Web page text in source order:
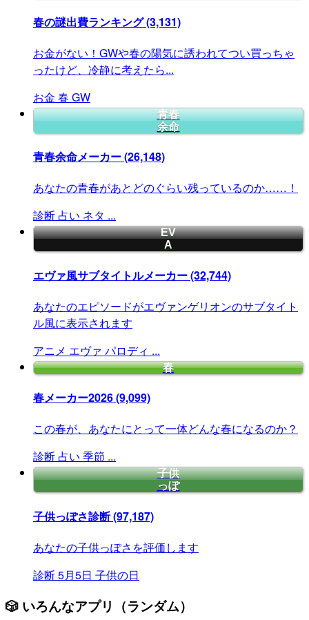
春の謎出費ランキング(3,131)
お金がない！GWや春の陽気に誘われてつい買っちゃ
ったけど、冷静に考えたら...
お金 春 GW
青春
余命
青春余命メーカー(26,148)
あなたの青春があとどのぐらい残っているのか……！
診断 占い ネタ ...
EV
A
エヴァ風サブタイトルメーカー(32,744)
あなたのエピソードがエヴァンゲリオンのサブタイト
ル風に表示されます
アニメ エヴァ パロディ ...
春
春メーカー2026(9,099)
この春が、あなたにとって一体どんな春になるのか？
診断 占い 季節 ...
子供
っぽ
子供っぽさ診断(97,187)
あなたの子供っぽさを評価します
診断5月5日 子供の日
🎲 いろんなアプリ（ランダム）